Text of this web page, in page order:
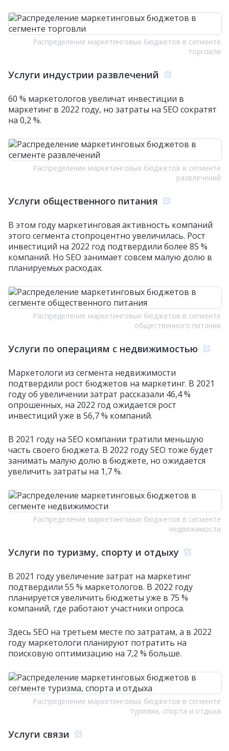
Распределение маркетинговых бюджетов в сегменте
торговли
Услуги индустрии развлечений
60 % маркетологов увеличат инвестиции в
маркетинг в 2022 году, но затраты на SEO сократят
на 0,2 %.
Распределение маркетинговых бюджетов в сегменте
развлечений
Услуги общественного питания
В этом году маркетинговая активность компаний
этого сегмента стопроцентно увеличилась. Рост
инвестиций на 2022 год подтвердили более 85 %
компаний. Но SEO занимает совсем малую долю в
планируемых расходах.
Распределение маркетинговых бюджетов в сегменте
общественного питания
Услуги по операциям с недвижимостью
Маркетологи из сегмента недвижимости
подтвердили рост бюджетов на маркетинг. В 2021
году об увеличении затрат рассказали 46,4 %
опрошенных, на 2022 год ожидается рост
инвестиций уже в 56,7 % компаний.
В 2021 году на SEO компании тратили меньшую
часть своего бюджета. В 2022 году SEO тоже будет
занимать малую долю в бюджете, но ожидается
увеличить затраты на 1,7 %.
Распределение маркетинговых бюджетов в сегменте
недвижимости
Услуги по туризму, спорту и отдыху
В 2021 году увеличение затрат на маркетинг
подтвердили 55 % маркетологов. В 2022 году
планируется увеличить бюджеты уже в 75 %
компаний, где работают участники опроса.
Здесь SEO на третьем месте по затратам, а в 2022
году маркетологи планируют потратить на
поисковую оптимизацию на 7,2 % больше.
Распределение маркетинговых бюджетов в сегменте
туризма, спорта и отдыха
Услуги связи